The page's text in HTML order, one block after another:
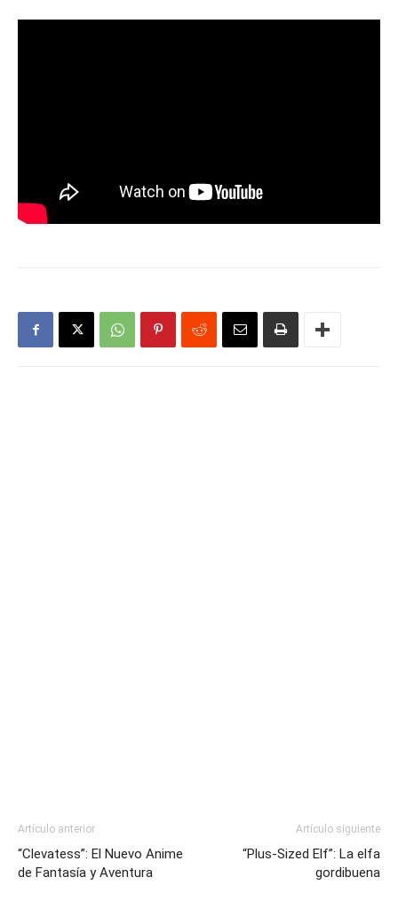
Artículo anterior
“Clevatess”: El Nuevo Anime
de Fantasía y Aventura
Artículo siguiente
“Plus-Sized Elf”: La elfa
gordibuena